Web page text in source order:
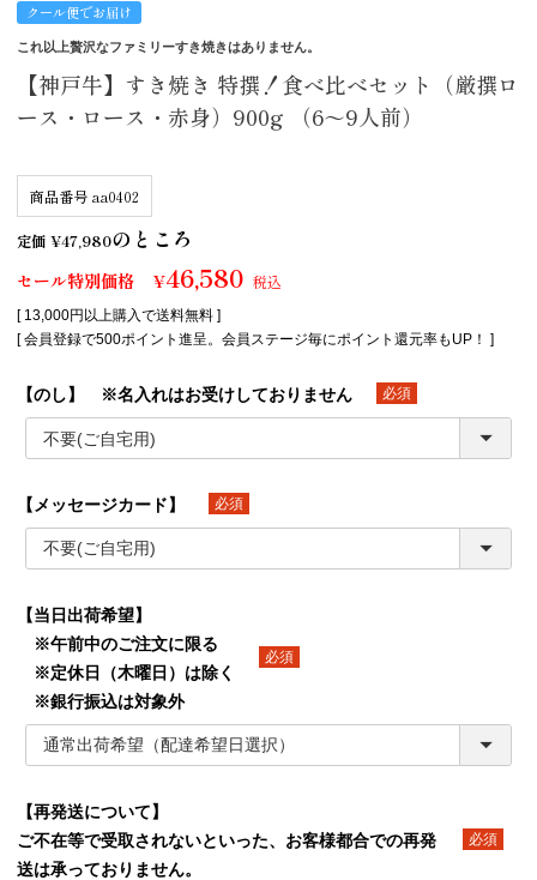
クール便でお届け
これ以上贅沢なファミリーすき焼きはありません。
【神戸牛】すき焼き 特撰！食べ比べセット（厳撰ロ
ース・ロース・赤身）900g （6～9人前）
商品番号 aa0402
定価 ¥47,980のところ
セール特別価格 ¥46,580 税込
[ 13,000円以上購入で送料無料 ]
[ 会員登録で500ポイント進呈。会員ステージ毎にポイント還元率もUP！ ]
【のし】 ※名入れはお受けしておりません
(必須)
【メッセージカード】
(必須)
【当日出荷希望】
※午前中のご注文に限る
※定休日（木曜日）は除く
※銀行振込は対象外
【再発送について】
ご不在等で受取されないといった、お客様都合での再発
送は承っておりません。